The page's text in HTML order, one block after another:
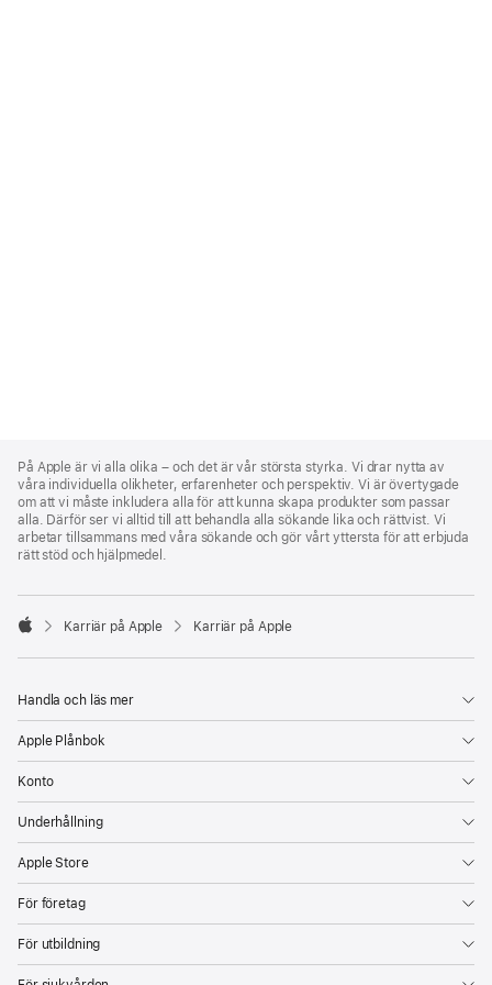
Footer
På Apple är vi alla olika – och det är vår största styrka. Vi drar nytta av
våra individuella olikheter, erfarenheter och perspektiv. Vi är övertygade
om att vi måste inkludera alla för att kunna skapa produkter som passar
alla. Därför ser vi alltid till att behandla alla sökande lika och rättvist. Vi
arbetar tillsammans med våra sökande och gör vårt yttersta för att erbjuda
rätt stöd och hjälpmedel.

Karriär på Apple Karriär på Apple
Handla och läs mer
Apple Plånbok
Konto
Underhållning
Apple Store
För företag
För utbildning